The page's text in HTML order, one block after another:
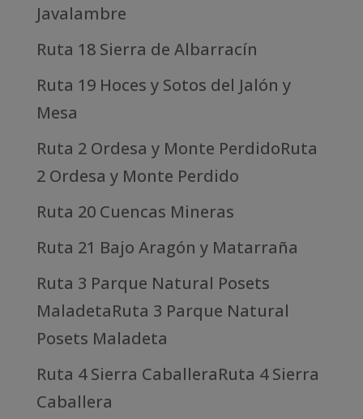
Javalambre
Ruta 18 Sierra de Albarracín
Ruta 19 Hoces y Sotos del Jalón y
Mesa
Ruta 2 Ordesa y Monte PerdidoRuta
2 Ordesa y Monte Perdido
Ruta 20 Cuencas Mineras
Ruta 21 Bajo Aragón y Matarraña
Ruta 3 Parque Natural Posets
MaladetaRuta 3 Parque Natural
Posets Maladeta
Ruta 4 Sierra CaballeraRuta 4 Sierra
Caballera